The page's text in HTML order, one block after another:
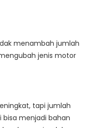
menambah jumlah
jenis motor
tapi jumlah
bisa menjadi bahan